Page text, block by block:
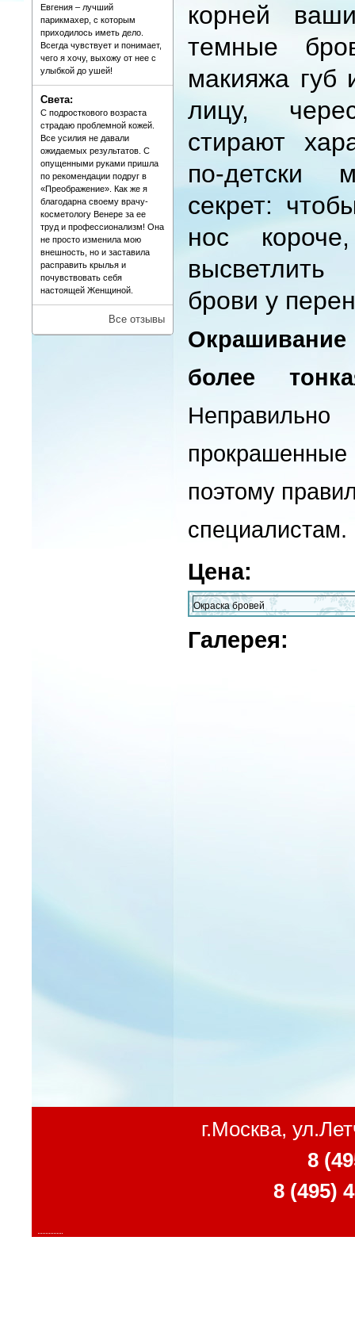
Евгения – лучший
парикмахер, с которым
приходилось иметь дело.
Всегда чувствует и понимает,
чего я хочу, выхожу от нее с
улыбкой до ушей!
Света:
С подросткового возраста
страдаю проблемной кожей.
Все усилия не давали
ожидаемых результатов. С
опущенными руками пришла
по рекомендации подруг в
«Преображение». Как же я
благодарна своему врачу-
косметологу Венере за ее
труд и профессионализм! Она
не просто изменила мою
внешность, но и заставила
расправить крылья и
почувствовать себя
настоящей Женщиной.
Все отзывы
корней
темные
макияжа губ
лицу,
стирают
по-детски
секрет:
нос
брови у
более
поэтому
специалистам.
Цена:
Окраска бровей
Галерея:
г.Москва,
8
8 (495)